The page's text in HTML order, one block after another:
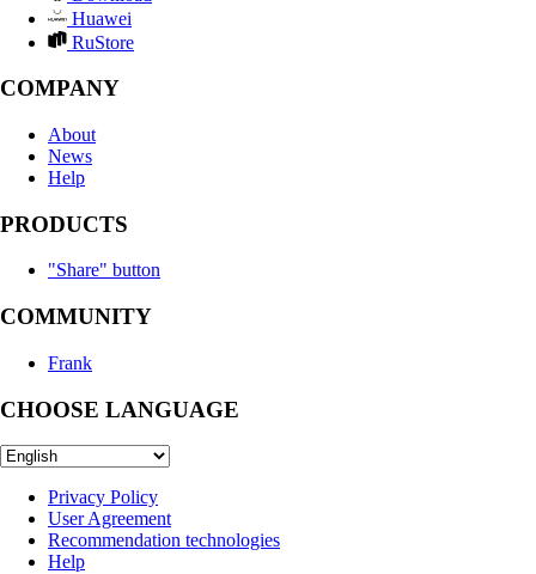
Huawei
RuStore
COMPANY
About
News
Help
PRODUCTS
"Share" button
COMMUNITY
Frank
CHOOSE LANGUAGE
Privacy Policy
User Agreement
Recommendation technologies
Help